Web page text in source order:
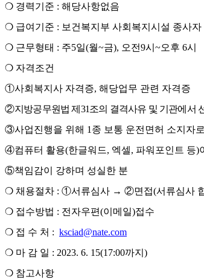
❍ 경력기준 : 해당사항없음
❍ 급여기준 : 보건복지부 사회복지시설 종사
❍ 근무형태 : 주5일(월~금), 오전9시 ~오후 6시
❍ 자격조건
①사회복지사 자격증, 해당업무 관련 자격증
②지방공무원법 제 31조의 결격사유 및 기관에서
③사업진행을 위해 1 종 보통 운전면허 소지자
④컴퓨터 활용(한글워드, 엑셀, 파워포인트 등)
⑤책임감이 강하며 성실한 분
❍ 채용절차 : ①서류심사 → ②면접(서류심사
❍ 접수방법 : 전자우편(이메일)접수
❍ 접 수 처 : ksciad@nate.com
❍ 마 감 일 : 2023. 6. 15(17:00까지 )
❍ 참고사항